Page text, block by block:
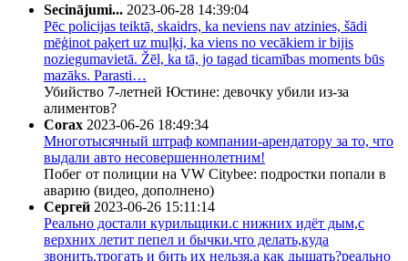
Secinājumi... 2023-06-28 14:39:04
Pēc policijas teiktā, skaidrs, ka neviens nav atzinies, šādi
mēģinot paķert uz muļķi, ka viens no vecākiem ir bijis
noziegumavietā. Žēl, ka tā, jo tagad ticamības moments būs
mazāks. Parasti…
Убийство 7-летней Юстине: девочку убили из-за
алиментов?
Corax 2023-06-26 18:49:34
Многотысячный штраф компании-арендатору за то, что
выдали авто несовершеннолетним!
Побег от полиции на VW Citybee: подростки попали в
аварию (видео, дополнено)
Сергей 2023-06-26 15:11:14
Реально достали курильщики.с нижних идёт дым,с
верхних летит пепел и бычки.что делать,куда
звонить.трогать и бить их нельзя,а как дышать?реально